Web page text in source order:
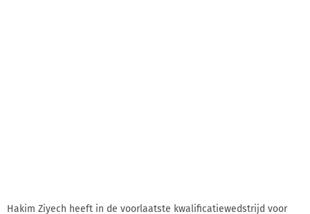
Hakim Ziyech heeft in de voorlaatste kwalificatiewedstrijd voor